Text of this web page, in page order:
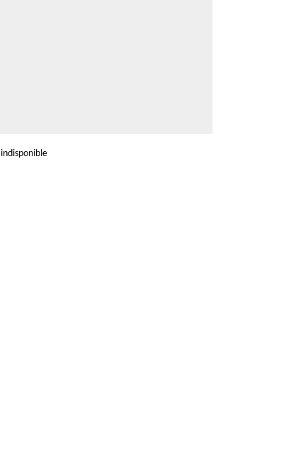
indisponible